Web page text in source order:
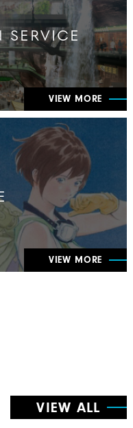
SERVICE
VIEW MORE
VIEW MORE
VIEW ALL